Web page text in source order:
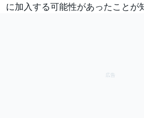
に加入する可能性があったことが